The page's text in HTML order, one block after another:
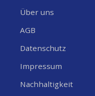
Über uns
AGB
Datenschutz
Impressum
Nachhaltigkeit